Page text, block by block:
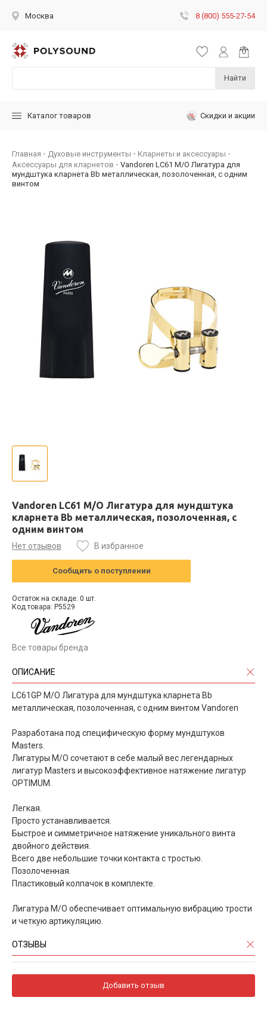
Москва 8 (800) 555-27-54
Найти
Каталог товаров Скидки и акции
Главная Духовые инструменты
Кларнеты и аксессуары
Аксессуары для кларнетов
Vandoren LC61 M/O Лигатура для
мундштука кларнета Bb металлическая, позолоченная, с одним
винтом
Vandoren LC61 M/O Лигатура для мундштука
кларнета Bb металлическая, позолоченная, с
одним винтом
Нет отзывов В избранное
Сообщить о поступлении
Остаток на складе: 0 шт.
Код товара: P5529
Все товары бренда
ОПИСАНИЕ
LC61GP M/O Лигатура для мундштука кларнета Bb
металлическая, позолоченная, с одним винтом Vandoren
Разработана под специфическую форму мундштуков
Masters.
Лигатуры M/O сочетают в себе малый вес легендарных
лигатур Masters и высокоэффективное натяжение лигатур
OPTIMUM.
Легкая.
Просто устанавливается.
Быстрое и симметричное натяжение уникального винта
двойного действия.
Всего две небольшие точки контакта с тростью.
Позолоченная.
Пластиковый колпачок в комплекте.
Лигатура M/O обеспечивает оптимальную вибрацию трости
и четкую артикуляцию.
ОТЗЫВЫ
Добавить отзыв